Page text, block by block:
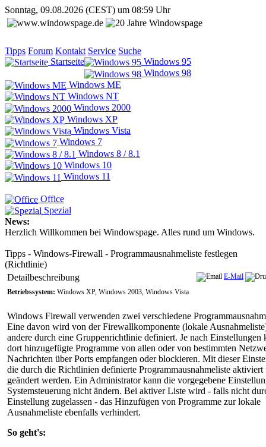
Sonntag, 09.08.2026 (CEST) um 08:59 Uhr
Tipps Forum Kontakt Service Suche
Startseite
Windows 95
Windows 98
Windows ME
Windows NT
Windows 2000
Windows XP
Windows Vista
Windows 7
Windows 8 / 8.1
Windows 10
Windows 11
Office
Spezial
News:
Herzlich Willkommen bei Windowspage. Alles rund um Windows.
Tipps - Windows-Firewall - Programmausnahmeliste festlegen
(Richtlinie)
Detailbeschreibung
E-Mail
Betriebssystem: Windows XP, Windows 2003, Windows Vista
Windows Firewall verwenden zwei verschiedene
Eine davon wird von der Firewallkomponente (lokale
andere durch eine Gruppenrichtlinie definiert. Je nach Einstellungen
dort hinzugefügte Programme von allen oder von bestimmten
Nachrichten über Ports empfangen oder blockieren. Mit dieser
die durch die Richtlinien definierte Programmausnahmeliste aktiviert
geändert werden. Ein Administrator kann die vorgegebene
Systemsteuerung nicht ändern. Bei aktiver Liste wird - falls nicht
Einstellung zugelassen - das Hinzufügen von Programme zur lokale
Ausnahmeliste ebenfalls verhindert.
So geht's: